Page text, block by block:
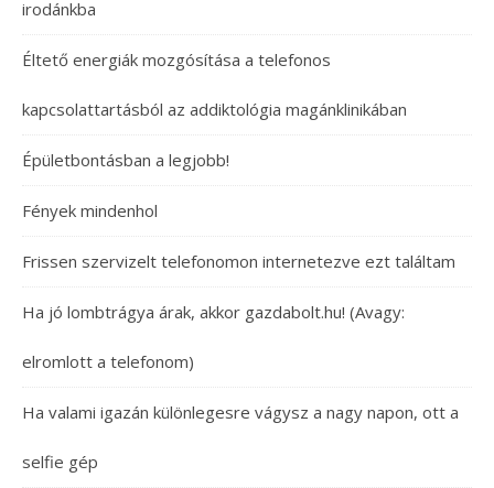
irodánkba
Éltető energiák mozgósítása a telefonos
kapcsolattartásból az addiktológia magánklinikában
Épületbontásban a legjobb!
Fények mindenhol
Frissen szervizelt telefonomon internetezve ezt találtam
Ha jó lombtrágya árak, akkor gazdabolt.hu! (Avagy:
elromlott a telefonom)
Ha valami igazán különlegesre vágysz a nagy napon, ott a
selfie gép